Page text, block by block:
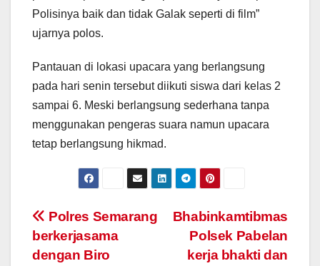
Polisinya baik dan tidak Galak seperti di film”
ujarnya polos.
Pantauan di lokasi upacara yang berlangsung
pada hari senin tersebut diikuti siswa dari kelas 2
sampai 6. Meski berlangsung sederhana tanpa
menggunakan pengeras suara namun upacara
tetap berlangsung hikmad.
Post
navigation
Bhabinkamtibmas
Polsek Pabelan
kerja bhakti dan
Polres Semarang
berkerjasama
dengan Biro